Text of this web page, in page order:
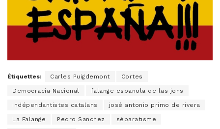
Étiquettes: Carles Puigdemont Cortes
Democracia Nacional falange espanola de las jons
indépendantistes catalans josé antonio primo de rivera
La Falange Pedro Sanchez séparatisme